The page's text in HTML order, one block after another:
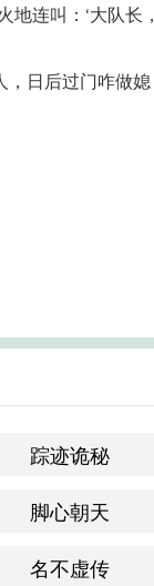
连叫：‘大队长，
，日后过门咋做媳
踪迹诡秘
脚心朝天
名不虚传